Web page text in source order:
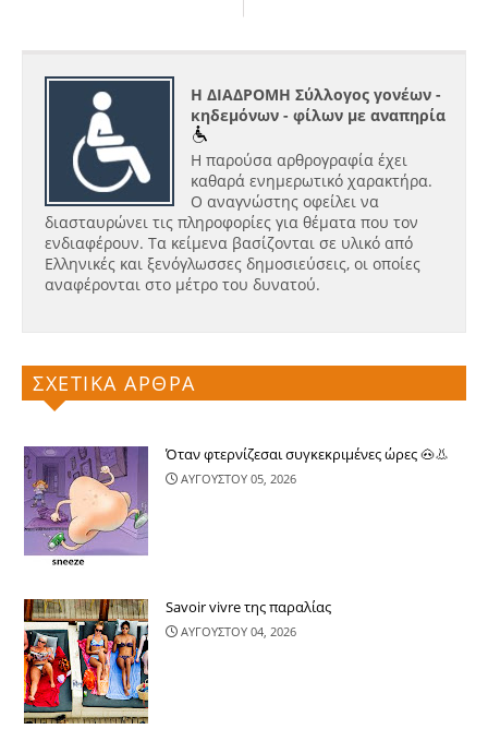
Η ΔΙΑΔΡΟΜΗ Σύλλογος γονέων -
κηδεμόνων - φίλων με αναπηρία
Η παρούσα αρθρογραφία έχει
καθαρά ενημερωτικό χαρακτήρα.
Ο αναγνώστης οφείλει να
διασταυρώνει τις πληροφορίες για θέματα που τον
ενδιαφέρουν. Τα κείμενα βασίζονται σε υλικό από
Ελληνικές και ξενόγλωσσες δημοσιεύσεις, οι οποίες
αναφέρονται στο μέτρο του δυνατού.
ΣΧΕΤΙΚΑ ΑΡΘΡΑ
Όταν φτερνίζεσαι συγκεκριμένες ώρες 🐽👃
ΑΥΓΟΥΣΤΟΥ 05, 2026
Savoir vivre της παραλίας
ΑΥΓΟΥΣΤΟΥ 04, 2026